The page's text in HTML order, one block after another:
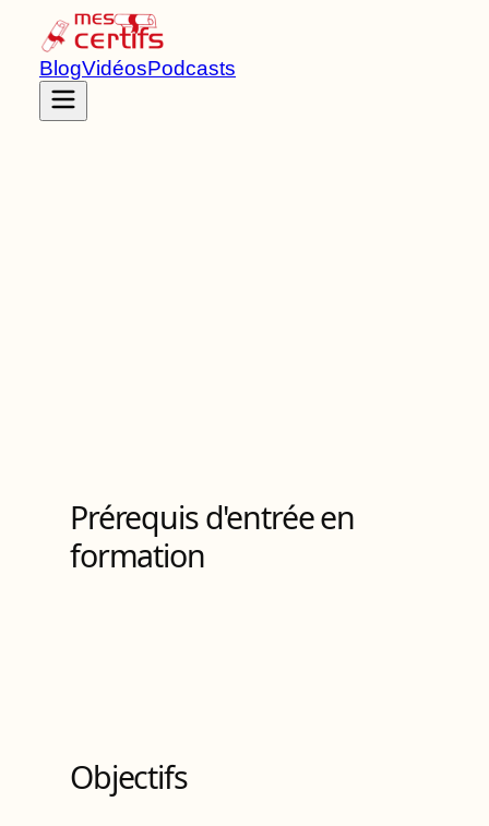
BlogVidéosPodcasts
Prérequis d'entrée en
formation
Objectifs